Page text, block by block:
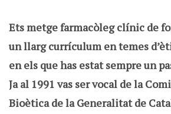
Ets metge farmacòleg clínic de
un llarg currículum en temes
en els que has estat sempre un
Ja al 1991 vas ser vocal de la
Bioètica de la Generalitat de